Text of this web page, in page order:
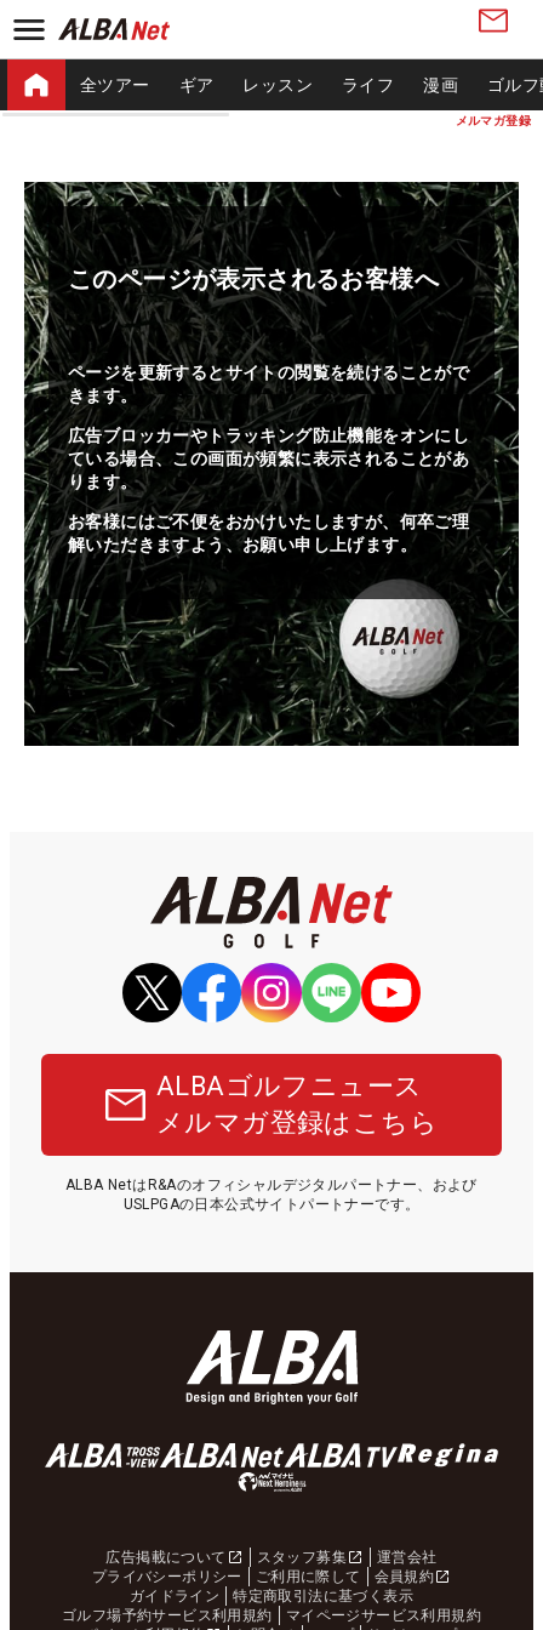
メルマガ登録
全ツアー ギア レッスン ライフ 漫画 ゴル
このページが表示されるお客様へ
ページを更新するとサイトの閲覧を続けることがで
きます。
広告ブロッカーやトラッキング防止機能をオンにし
ている場合、この画面が頻繁に表示されることがあ
ります。
お客様にはご不便をおかけいたしますが、何卒ご理
解いただきますよう、お願い申し上げます。
ALBAゴルフニュース
メルマガ登録はこちら
ALBA NetはR&Aのオフィシャルデジタルパートナー、および
USLPGAの日本公式サイトパートナーです。
広告掲載について スタッフ募集
運営会社
プライバシーポリシー
ご利用に際して
会員規約
ガイドライン
特定商取引法に基づく表示
ゴルフ場予約サービス利用規約
マイページサービス利用規約